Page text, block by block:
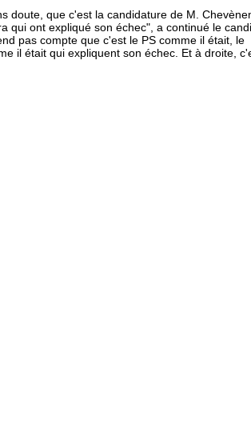
doute, que c'est la candidature de M.
qui ont expliqué son échec", a continué le
pas compte que c'est le PS comme il était, le
il était qui expliquent son échec. Et à droite,